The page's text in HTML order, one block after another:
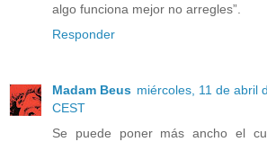
algo funciona mejor no arregles”.
Responder
Madam Beus miércoles, 11 de abril
CEST
Se puede poner más ancho el